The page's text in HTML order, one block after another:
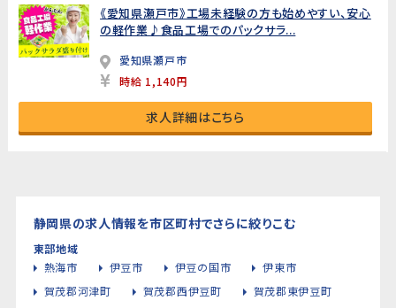
《愛知県瀬戸市》工場未経験の方も始めやすい、安心
の軽作業♪食品工場でのパックサラ...
愛知県瀬戸市
時給 1,140円
求人詳細はこちら
静岡県の求人情報を市区町村でさらに絞りこむ
東部地域
熱海市
伊豆市 伊豆の国市
伊東市
賀茂郡河津町
賀茂郡西伊豆町
賀茂郡東伊豆町